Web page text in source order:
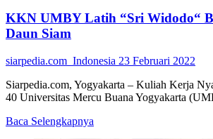
KKN UMBY Latih “Sri Widodo“
Daun Siam
siarpedia.com_Indonesia 23 Februari 2022
Siarpedia.com, Yogyakarta – Kuliah Kerja
40 Universitas Mercu Buana Yogyakarta
Baca Selengkapnya